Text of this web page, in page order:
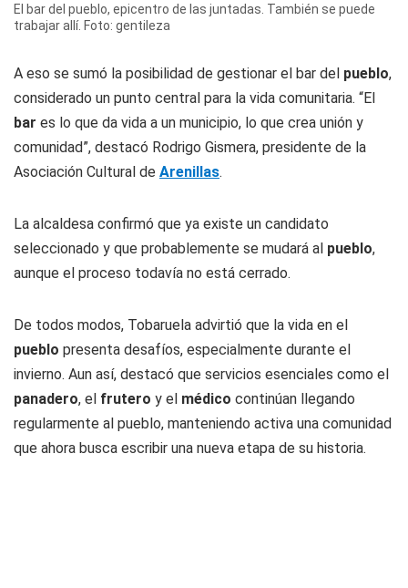
El bar del pueblo, epicentro de las juntadas. También se puede
trabajar allí. Foto: gentileza
A eso se sumó la posibilidad de gestionar el bar del pueblo,
considerado un punto central para la vida comunitaria. “El
bar es lo que da vida a un municipio, lo que crea unión y
comunidad”, destacó Rodrigo Gismera, presidente de la
Asociación Cultural de Arenillas.
La alcaldesa confirmó que ya existe un candidato
seleccionado y que probablemente se mudará al pueblo,
aunque el proceso todavía no está cerrado.
De todos modos, Tobaruela advirtió que la vida en el
pueblo presenta desafíos, especialmente durante el
invierno. Aun así, destacó que servicios esenciales como el
panadero, el frutero y el médico continúan llegando
regularmente al pueblo, manteniendo activa una comunidad
que ahora busca escribir una nueva etapa de su historia.